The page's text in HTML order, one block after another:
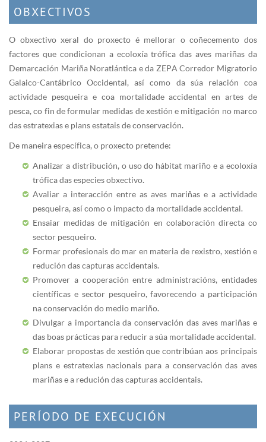
OBXECTIVOS
O obxectivo xeral do proxecto é mellorar o coñecemento dos
factores que condicionan a ecoloxía trófica das aves mariñas da
Demarcación Mariña Noratlántica e da ZEPA Corredor Migratorio
Galaico-Cantábrico Occidental, así como da súa relación coa
actividade pesqueira e coa mortalidade accidental en artes de
pesca, co fin de formular medidas de xestión e mitigación no marco
das estratexias e plans estatais de conservación.
De maneira específica, o proxecto pretende:
Analizar a distribución, o uso do hábitat mariño e a ecoloxía
trófica das especies obxectivo.
Avaliar a interacción entre as aves mariñas e a actividade
pesqueira, así como o impacto da mortalidade accidental.
Ensaiar medidas de mitigación en colaboración directa co
sector pesqueiro.
Formar profesionais do mar en materia de rexistro, xestión e
redución das capturas accidentais.
Promover a cooperación entre administracións, entidades
científicas e sector pesqueiro, favorecendo a participación
na conservación do medio mariño.
Divulgar a importancia da conservación das aves mariñas e
das boas prácticas para reducir a súa mortalidade accidental.
Elaborar propostas de xestión que contribúan aos principais
plans e estratexias nacionais para a conservación das aves
mariñas e a redución das capturas accidentais.
PERÍODO DE EXECUCIÓN